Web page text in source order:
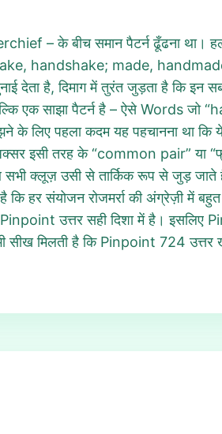
– के बीच समान पैटर्न ढूँढना था।
handshake; made,
है, दिमाग में तुरंत जुड़ता है कि इन
एक साझा पैटर्न है – ऐसे Words जो
के लिए पहला कदम यह पहचानना था
इसी तरह के “common pair” या
क्लूज़ उसी से तार्किक रूप से जुड़ जाते
हर संयोजन रोजमर्रा की अंग्रेज़ी में
Pinpoint उत्तर सही दिशा में है।
मिलती है कि Pinpoint 724 उत्तर